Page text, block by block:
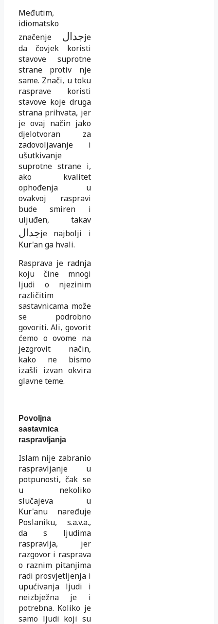
Međutim,
idiomatsko
značenje جدالje
da čovjek koristi
stavove suprotne
strane protiv nje
same. Znači, u toku
rasprave koristi
stavove koje druga
strana prihvata, jer
je ovaj način jako
djelotvoran za
zadovoljavanje i
ušutkivanje
suprotne strane i,
ako kvalitet
ophođenja u
ovakvoj raspravi
bude smiren i
uljuđen, takav
جدالje najbolji i
Kur'an ga hvali.
Rasprava je radnja
koju čine mnogi
ljudi o njezinim
različitim
sastavnicama može
se podrobno
govoriti. Ali, govorit
ćemo o ovome na
jezgrovit način,
kako ne bismo
izašli izvan okvira
glavne teme.
Povoljna
sastavnica
raspravljanja
Islam nije zabranio
raspravljanje u
potpunosti, čak se
u nekoliko
slučajeva u
Kur'anu naređuje
Poslaniku, s.a.v.a.,
da s ljudima
raspravlja, jer
razgovor i rasprava
o raznim pitanjima
radi prosvjetljenja i
upućivanja ljudi i
neizbježna je i
potrebna. Koliko je
samo ljudi koji su